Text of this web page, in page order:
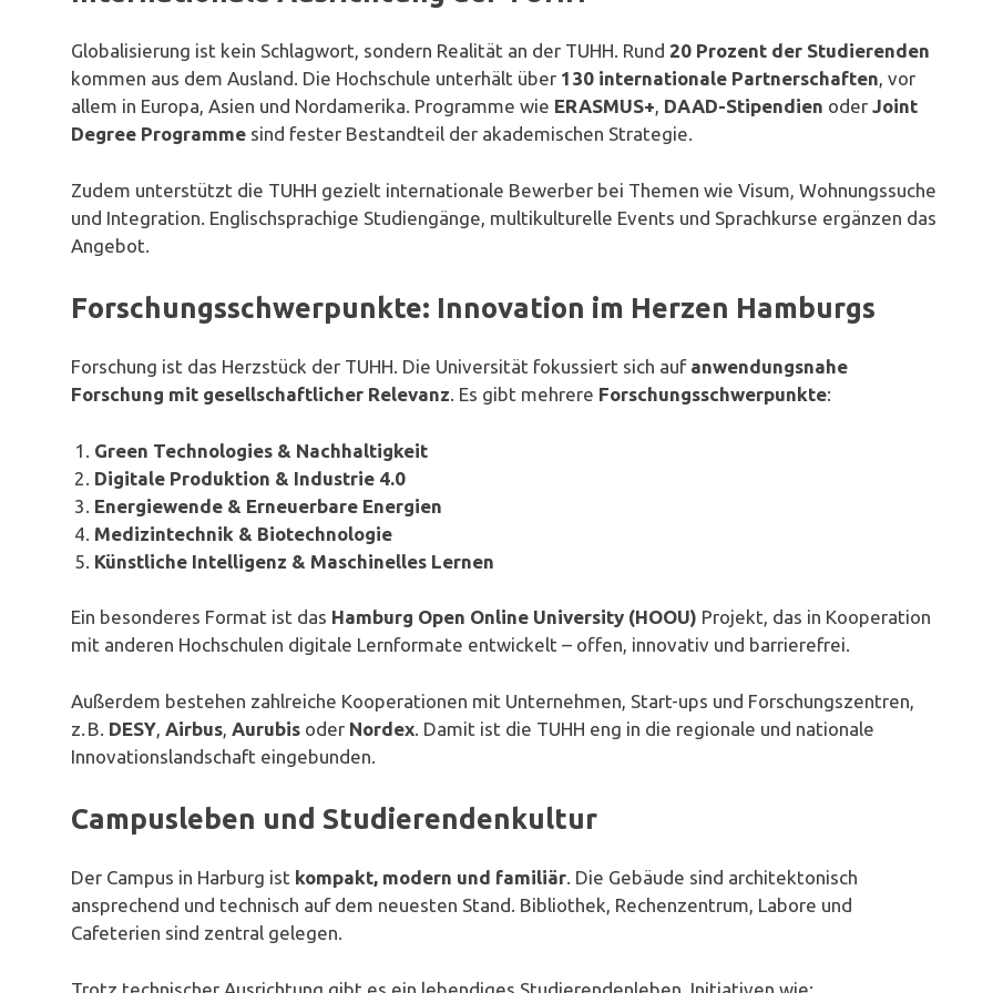
Globalisierung ist kein Schlagwort, sondern Realität an der TUHH. Rund 20 Prozent der Studierenden
kommen aus dem Ausland. Die Hochschule unterhält über 130 internationale Partnerschaften, vor
allem in Europa, Asien und Nordamerika. Programme wie ERASMUS+, DAAD-Stipendien oder Joint
Degree Programme sind fester Bestandteil der akademischen Strategie.
Zudem unterstützt die TUHH gezielt internationale Bewerber bei Themen wie Visum, Wohnungssuche
und Integration. Englischsprachige Studiengänge, multikulturelle Events und Sprachkurse ergänzen das
Angebot.
Forschungsschwerpunkte: Innovation im Herzen Hamburgs
Forschung ist das Herzstück der TUHH. Die Universität fokussiert sich auf anwendungsnahe
Forschung mit gesellschaftlicher Relevanz. Es gibt mehrere Forschungsschwerpunkte:
Green Technologies & Nachhaltigkeit
Digitale Produktion & Industrie 4.0
Energiewende & Erneuerbare Energien
Medizintechnik & Biotechnologie
Künstliche Intelligenz & Maschinelles Lernen
Ein besonderes Format ist das Hamburg Open Online University (HOOU) Projekt, das in Kooperation
mit anderen Hochschulen digitale Lernformate entwickelt – offen, innovativ und barrierefrei.
Außerdem bestehen zahlreiche Kooperationen mit Unternehmen, Start-ups und Forschungszentren,
z. B. DESY, Airbus, Aurubis oder Nordex. Damit ist die TUHH eng in die regionale und nationale
Innovationslandschaft eingebunden.
Campusleben und Studierendenkultur
Der Campus in Harburg ist kompakt, modern und familiär. Die Gebäude sind architektonisch
ansprechend und technisch auf dem neuesten Stand. Bibliothek, Rechenzentrum, Labore und
Cafeterien sind zentral gelegen.